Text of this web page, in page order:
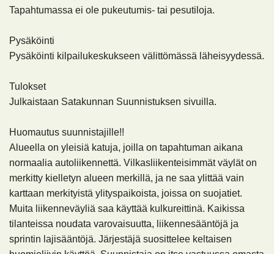
Tapahtumassa ei ole pukeutumis- tai pesutiloja.
Pysäköinti
Pysäköinti kilpailukeskukseen välittömässä läheisyydessä.
Tulokset
Julkaistaan Satakunnan Suunnistuksen sivuilla.
Huomautus suunnistajille!!
Alueella on yleisiä katuja, joilla on tapahtuman aikana
normaalia autoliikennettä. Vilkasliikenteisimmät väylät on
merkitty kielletyn alueen merkillä, ja ne saa ylittää vain
karttaan merkityistä ylityspaikoista, joissa on suojatiet.
Muita liikenneväyliä saa käyttää kulkureittinä. Kaikissa
tilanteissa noudata varovaisuutta, liikennesääntöjä ja
sprintin lajisääntöjä. Järjestäjä suosittelee keltaisen